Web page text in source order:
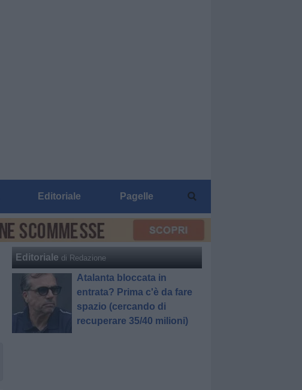
Editoriale Pagelle
Editoriale di Redazione
Atalanta bloccata in
entrata? Prima c'è da fare
spazio (cercando di
recuperare 35/40 milioni)